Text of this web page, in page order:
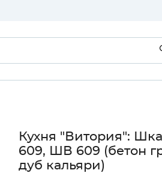
Кухня "Витория":
609, ШВ 609 (бетон
дуб кальяри)